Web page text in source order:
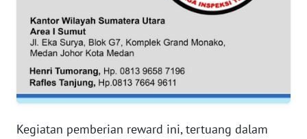
Kegiatan pemberian reward ini, tertuang dalam
WN
NTB
WN
SULTENG